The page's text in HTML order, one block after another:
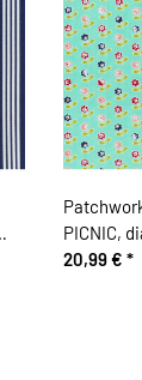
PICNIC,
Streifen,
20,99 € *